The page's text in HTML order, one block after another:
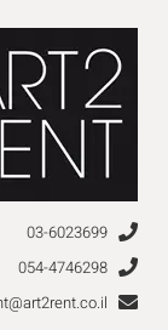
03-6023699
054-4746298